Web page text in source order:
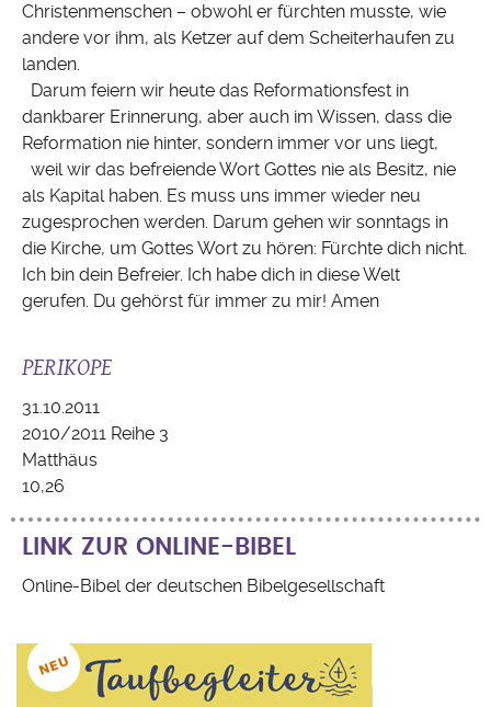
Christenmenschen – obwohl er fürchten musste, wie
andere vor ihm, als Ketzer auf dem Scheiterhaufen zu
landen.
Darum feiern wir heute das Reformationsfest in
dankbarer Erinnerung, aber auch im Wissen, dass die
Reformation nie hinter, sondern immer vor uns liegt,
weil wir das befreiende Wort Gottes nie als Besitz, nie
als Kapital haben. Es muss uns immer wieder neu
zugesprochen werden. Darum gehen wir sonntags in
die Kirche, um Gottes Wort zu hören: Fürchte dich nicht.
Ich bin dein Befreier. Ich habe dich in diese Welt
gerufen. Du gehörst für immer zu mir! Amen
PERIKOPE
31.10.2011
2010/2011 Reihe 3
Matthäus
10,26
LINK ZUR ONLINE-BIBEL
Online-Bibel der deutschen Bibelgesellschaft